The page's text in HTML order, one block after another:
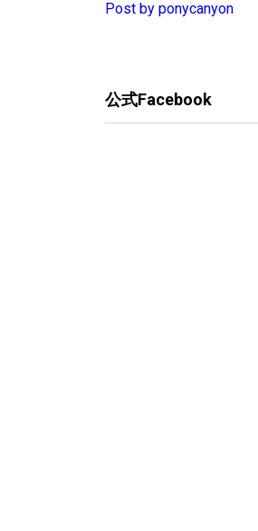
Post by ponycanyon
公式Facebook